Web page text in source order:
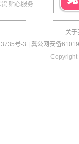
贴心服务
关于
号-3
冀公网安备